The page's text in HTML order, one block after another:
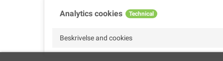
Analytics cookies Technical
Beskrivelse and cookies